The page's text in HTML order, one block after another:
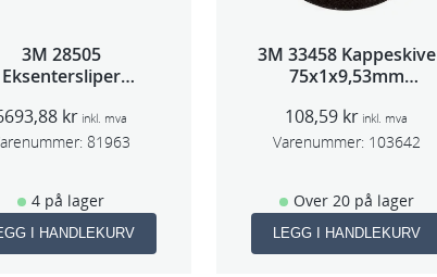
3M 28505
Eksentersliper
slag 75mm
kr inkl. mva
81963
4 på lager
I HANDLEKURV
3M 33458 Kappeskive
75x1x9,53mm
108,59 kr inkl. mva
Varenummer: 103642
Over 20 på lager
LEGG I HANDLEKURV